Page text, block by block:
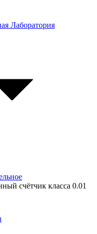
Лаборатория
счётчик класса 0.01